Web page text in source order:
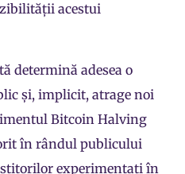
acestui
determină adesea o
și, implicit, atrage noi
Bitcoin Halving
în rândul publicului
experimentați în